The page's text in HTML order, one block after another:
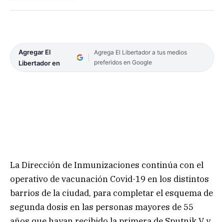
Agregar El
Libertador en
Agrega El Libertador a tus medios
preferidos en Google
La Dirección de Inmunizaciones continúa con el
operativo de vacunación Covid-19 en los distintos
barrios de la ciudad, para completar el esquema de
segunda dosis en las personas mayores de 55